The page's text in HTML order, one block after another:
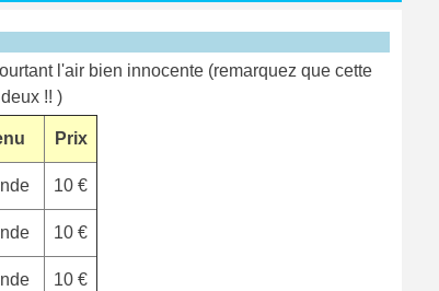
l'air bien innocente (remarquez que cette
!! )
Prix
10 €
10 €
10 €